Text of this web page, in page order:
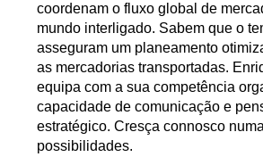
coordenam o fluxo global de
mundo interligado. Sabem que o
asseguram um planeamento
as mercadorias transportadas.
equipa com a sua competência
capacidade de comunicação e
estratégico. Cresça connosco
possibilidades.